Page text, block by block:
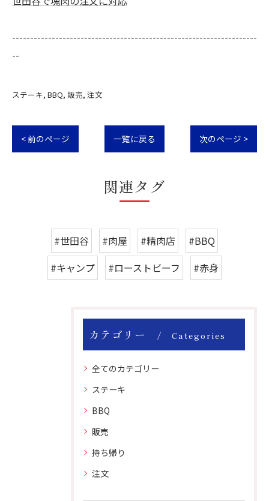
--------------------------------------------------------------------
--
ステーキ BBQ 販売 注文
< 前のページ 一覧に戻る 次のページ >
関連タグ
#世田谷 #肉屋 #精肉店
#BBQ
#キャンプ
#ローストビーフ #赤身
カテゴリー Categories
全てのカテゴリー
ステーキ
BBQ
販売
持ち帰り
注文